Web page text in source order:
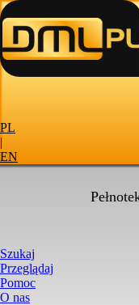
PL
|
EN
Szukaj
Przeglądaj
Pomoc
O nas